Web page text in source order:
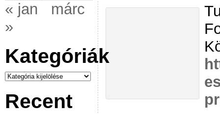
« jan
márc
»
Kategóriák
Kategóriák
Recent